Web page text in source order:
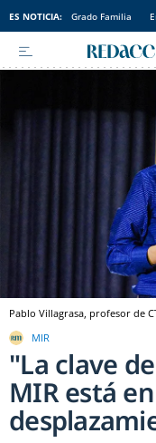
ES NOTICIA: Grado Familia
Pablo Villagrasa, profesor de
MIR
"La clave
MIR está